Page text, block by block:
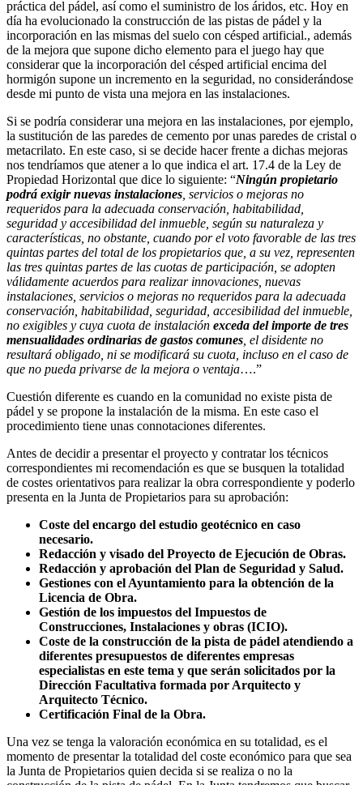
práctica del pádel, así como el suministro de los áridos, etc. Hoy en
día ha evolucionado la construcción de las pistas de pádel y la
incorporación en las mismas del suelo con césped artificial., además
de la mejora que supone dicho elemento para el juego hay que
considerar que la incorporación del césped artificial encima del
hormigón supone un incremento en la seguridad, no considerándose
desde mi punto de vista una mejora en las instalaciones.
Si se podría considerar una mejora en las instalaciones, por ejemplo,
la sustitución de las paredes de cemento por unas paredes de cristal o
metacrilato. En este caso, si se decide hacer frente a dichas mejoras
nos tendríamos que atener a lo que indica el art. 17.4 de la Ley de
Propiedad Horizontal que dice lo siguiente: “Ningún propietario
podrá exigir nuevas instalaciones , servicios o mejoras no
requeridos para la adecuada conservación, habitabilidad,
seguridad y accesibilidad del inmueble, según su naturaleza y
características, no obstante, cuando por el voto favorable de las tres
quintas partes del total de los propietarios que, a su vez, representen
las tres quintas partes de las cuotas de participación, se adopten
válidamente acuerdos para realizar innovaciones, nuevas
instalaciones, servicios o mejoras no requeridos para la adecuada
conservación, habitabilidad, seguridad, accesibilidad del inmueble,
no exigibles y cuya cuota de instalación exceda del importe de tres
mensualidades ordinarias de gastos comunes , el disidente no
resultará obligado, ni se modificará su cuota, incluso en el caso de
que no pueda privarse de la mejora o ventaja….”
Cuestión diferente es cuando en la comunidad no existe pista de
pádel y se propone la instalación de la misma. En este caso el
procedimiento tiene unas connotaciones diferentes.
Antes de decidir a presentar el proyecto y contratar los técnicos
correspondientes mi recomendación es que se busquen la totalidad
de costes orientativos para realizar la obra correspondiente y poderlo
presenta en la Junta de Propietarios para su aprobación:
Coste del encargo del estudio geotécnico en caso
necesario.
Redacción y visado del Proyecto de Ejecución de Obras.
Redacción y aprobación del Plan de Seguridad y Salud.
Gestiones con el Ayuntamiento para la obtención de la
Licencia de Obra.
Gestión de los impuestos del Impuestos de
Construcciones, Instalaciones y obras (ICIO).
Coste de la construcción de la pista de pádel atendiendo a
diferentes presupuestos de diferentes empresas
especialistas en este tema y que serán solicitados por la
Dirección Facultativa formada por Arquitecto y
Arquitecto Técnico.
Certificación Final de la Obra.
Una vez se tenga la valoración económica en su totalidad, es el
momento de presentar la totalidad del coste económico para que sea
la Junta de Propietarios quien decida si se realiza o no la